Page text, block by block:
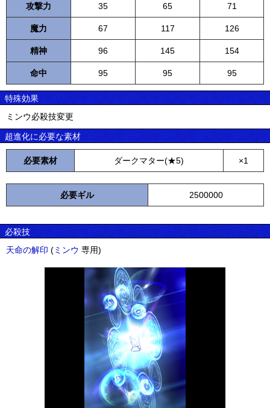
攻撃力 35 65 71
魔力 67 117 126
精神 96 145 154
命中 95 95 95
特殊効果
ミンウ必殺技変更
超進化に必要な素材
必要素材 ダークマター(★5) ×1
必要ギル 2500000
必殺技
天命の解印 (ミンウ 専用)